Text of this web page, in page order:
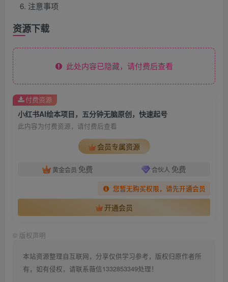
注意事项
资源下载
此处内容已隐藏，请付费后查看
小红书AI绘本项目，五分钟无脑原创，快速起号
此内容为付费资源，请付费后查看
会员专属资源
黄金会员 免费 合伙人 免费
您暂无购买权限，请先开通会员
开通会员
付费资源
© 版权声明
本站资源整理自互联网，分享仅供学习参考，版权归原作者所
有，如有侵权，请联系薇信1332853349处理！